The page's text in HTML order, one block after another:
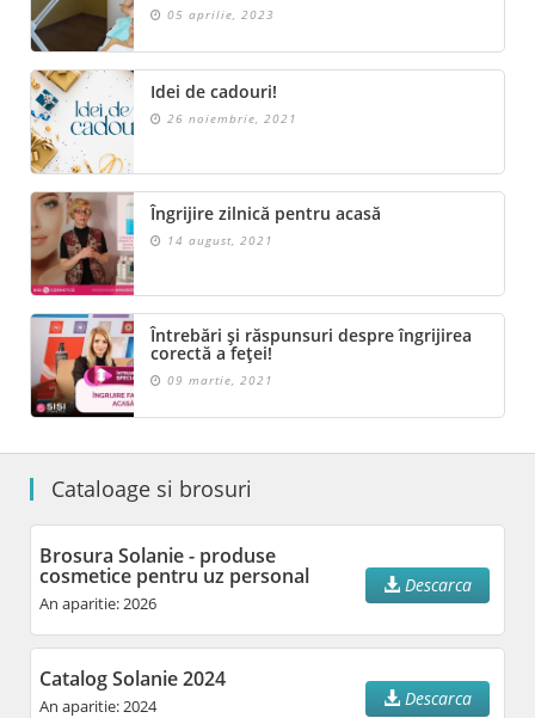
05 aprilie, 2023
Idei de cadouri!
26 noiembrie, 2021
Îngrijire zilnică pentru acasă
14 august, 2021
Întrebări și răspunsuri despre îngrijirea
corectă a feței!
09 martie, 2021
Cataloage si brosuri
Brosura Solanie - produse
cosmetice pentru uz personal
An aparitie: 2026
Descarca
Catalog Solanie 2024
An aparitie: 2024 Descarca